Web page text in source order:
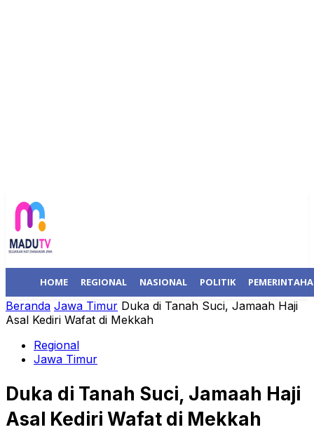
HOME REGIONAL NASIONAL POLITIK
Beranda Jawa Timur Duka di Tanah Suci, Jamaah Haji
Asal Kediri Wafat di Mekkah
Regional
Jawa Timur
Duka di Tanah Suci, Jamaah Haji
Asal Kediri Wafat di Mekkah